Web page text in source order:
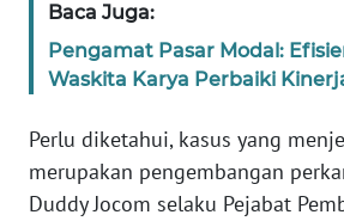
Baca Juga:
Pengamat Pasar Modal:
Waskita Karya Perbaiki
Perlu diketahui, kasus yang
merupakan pengembangan
Duddy Jocom selaku Pejabat
WN
JABAR
WN